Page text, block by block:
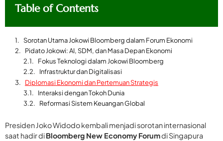
Table of Contents
Sorotan Utama Jokowi Bloomberg dalam Forum Ekonomi
Pidato Jokowi: AI, SDM, dan Masa Depan Ekonomi
Fokus Teknologi dalam Jokowi Bloomberg
Infrastruktur dan Digitalisasi
Diplomasi Ekonomi dan Pertemuan Strategis
Interaksi dengan Tokoh Dunia
Reformasi Sistem Keuangan Global
Presiden Joko Widodo kembali menjadi sorotan internasional
saat hadir diBloomberg New Economy Forumdi Singapura